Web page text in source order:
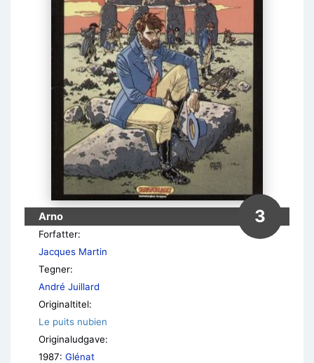
Arno 3
Forfatter:
Jacques Martin
Tegner:
André Juillard
Originaltitel:
Le puits nubien
Originaludgave:
1987: Glénat